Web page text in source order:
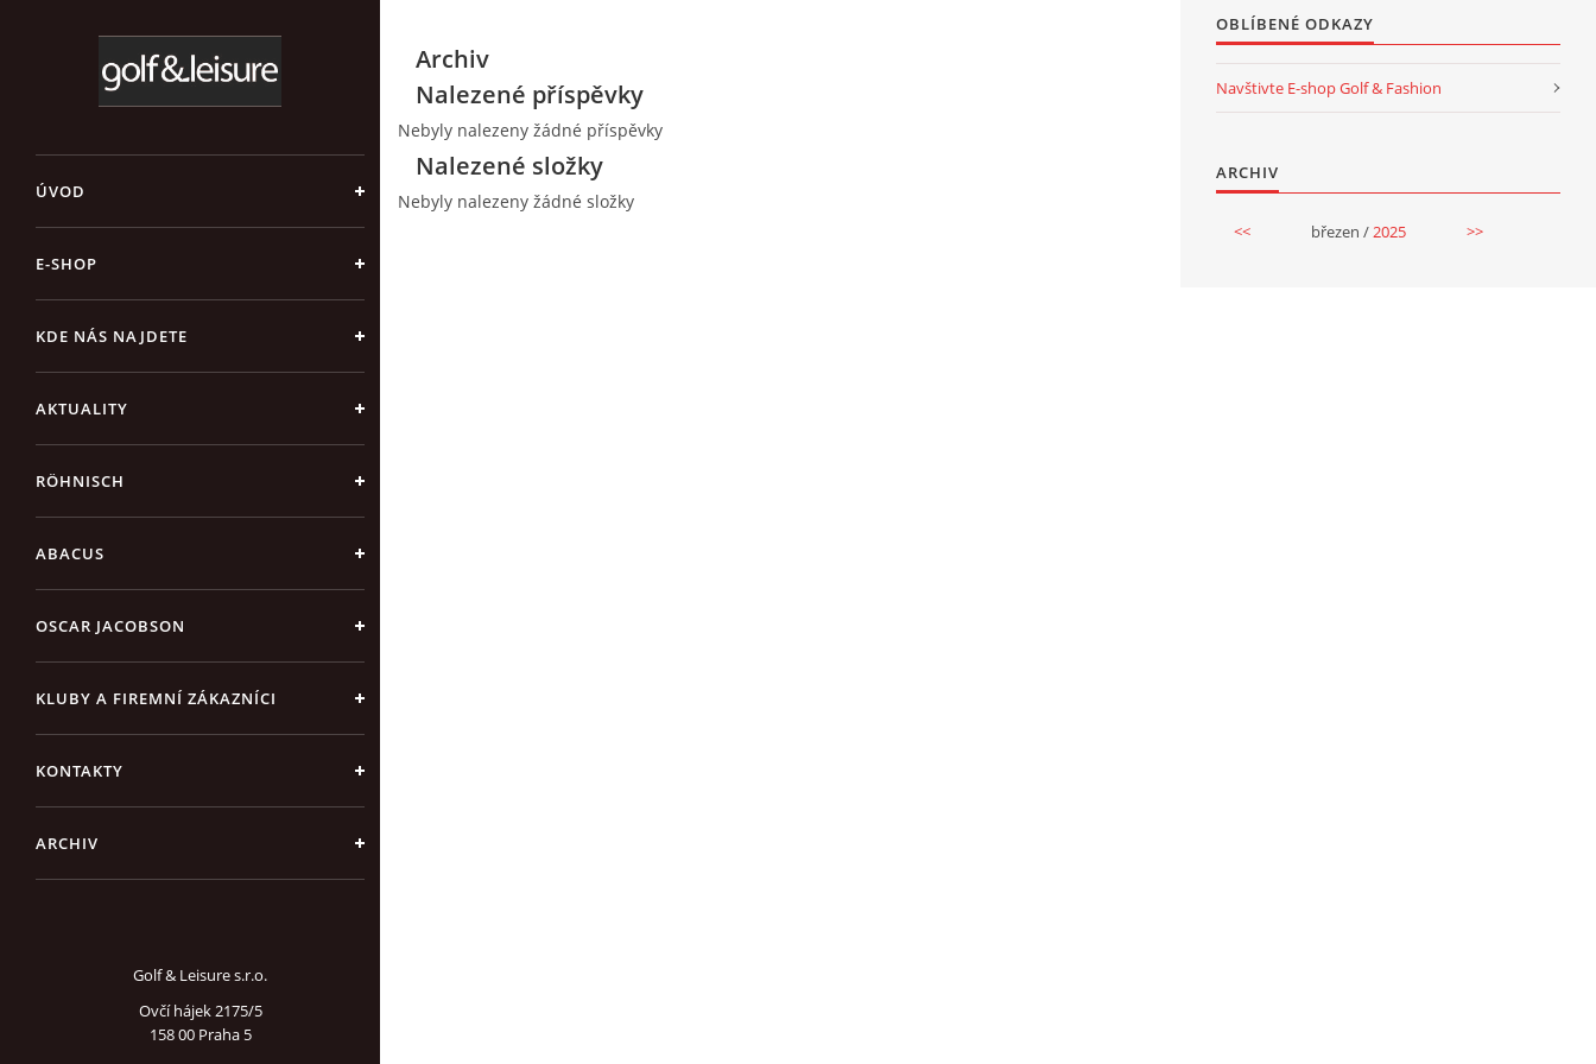
ÚVOD
E-SHOP
KDE NÁS NAJDETE
AKTUALITY
RÖHNISCH
ABACUS
OSCAR JACOBSON
KLUBY A FIREMNÍ ZÁKAZNÍCI
KONTAKTY
ARCHIV
Golf & Leisure s.r.o.
Ovčí hájek 2175/5
158 00 Praha 5
Archiv
Nalezené příspěvky
Nebyly nalezeny žádné příspěvky
Nalezené složky
Nebyly nalezeny žádné složky
OBLÍBENÉ ODKAZY
Navštivte E-shop Golf & Fashion
ARCHIV
<< březen /2025 >>